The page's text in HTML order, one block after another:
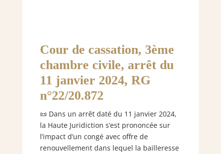
Cour de cassation, 3ème
chambre civile, arrêt du
11 janvier 2024, RG
n°22/20.872
📜 Dans un arrêt daté du 11 janvier 2024,
la Haute Juridiction s’est prononcée sur
l’impact d’un congé avec offre de
renouvellement dans lequel la bailleresse